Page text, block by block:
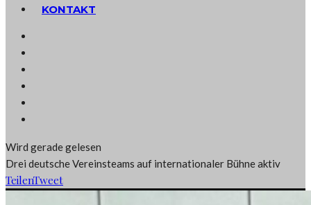
KONTAKT
Wird gerade gelesen
Drei deutsche Vereinsteams auf internationaler Bühne aktiv
TeilenTweet